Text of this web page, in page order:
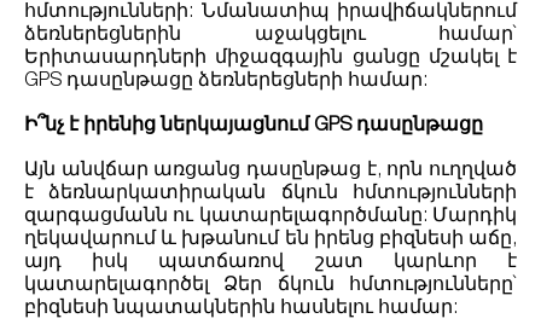
հմտությունների: Նմանատիպ իրավիճակներում
ձեռներեցներին աջակցելու համար`
Երիտասարդների միջազգային ցանցը մշակել է
GPS դասընթացը ձեռներեցների համար:
Ի՞նչ է իրենից ներկայացնում GPS դասընթացը
Այն անվճար առցանց դասընթաց է, որն ուղղված
է ձեռնարկատիրական ճկուն հմտությունների
զարգացմանն ու կատարելագործմանը: Մարդիկ
ղեկավարում և խթանում են իրենց բիզնեսի աճը,
այդ իսկ պատճառով շատ կարևոր է
կատարելագործել Ձեր ճկուն հմտությունները`
բիզնեսի նպատակներին հասնելու համար: